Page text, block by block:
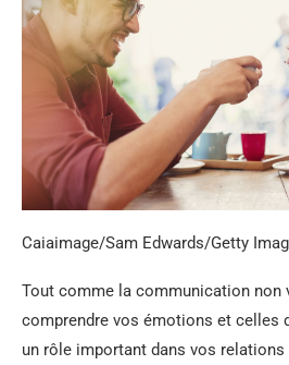
Caiaimage/Sam Edwards/Getty
Tout comme la communication non
comprendre vos émotions et celles
un rôle important dans vos